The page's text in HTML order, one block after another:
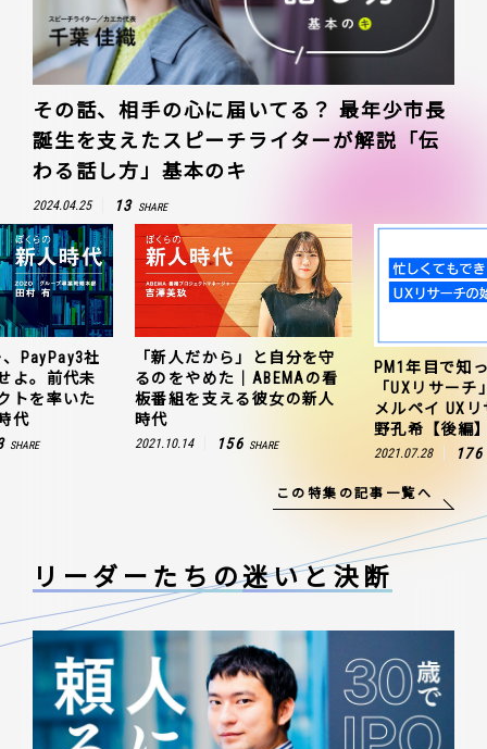
その話、相手の心に届いてる？ 最年少市長
誕生を支えたスピーチライターが解説「伝
わる話し方」基本のキ
2024.04.25 13 SHARE
PayPay3社
よ。前代未
トを率いた
代
SHARE
「新人だから」と自分を守
るのをやめた｜ABEMAの看
板番組を支える彼女の新人
時代
2021.10.14 156 SHARE
PM1年目で知
「UXリサー
メルペイ UX
野孔希【後編
2021.07.28 176
この特集の記事一覧へ
リーダーたちの迷いと決断